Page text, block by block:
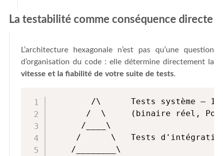
La testabilité comme conséquence directe
L’architecture hexagonale n’est pas qu’une question
d’organisation du code : elle détermine directement la
vitesse et la fiabilité de votre suite de tests.
/\      Tests système — 1
/  \     (binaire réel,
      /____\
/      \   Tests
    /________\